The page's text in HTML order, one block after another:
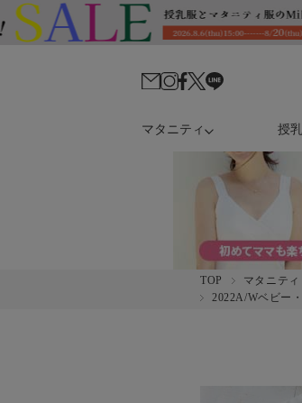
マタニティ 授
TOP マタニテ
2022A/Wベビー